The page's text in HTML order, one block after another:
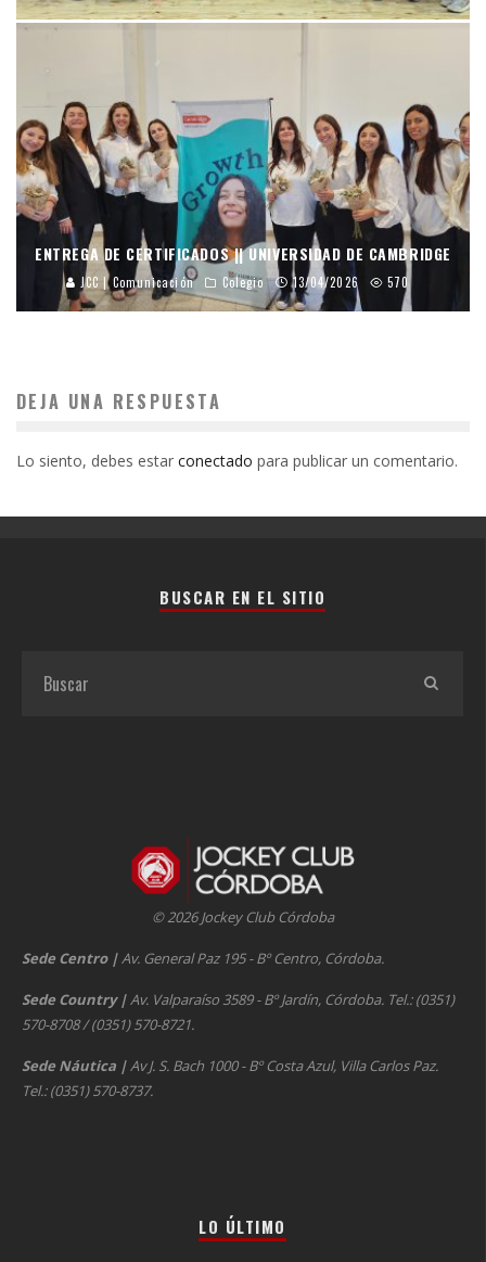
ENTREGA DE CERTIFICADOS || UNIVERSIDAD DE CAMBRIDGE
JCC | Comunicación Colegio 13/04/2026 570
DEJA UNA RESPUESTA
Lo siento, debes estar conectado para publicar un comentario.
BUSCAR EN EL SITIO
© 2026 Jockey Club Córdoba
Sede Centro |Av. General Paz 195 - Bº Centro, Córdoba.
Sede Country |Av. Valparaíso 3589 - Bº Jardín, Córdoba. Tel.: (0351)
570-8708 / (0351) 570-8721.
Sede Náutica |Av J. S. Bach 1000 - Bº Costa Azul, Villa Carlos Paz.
Tel.: (0351) 570-8737.
LO ÚLTIMO